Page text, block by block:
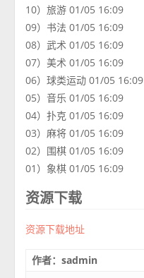
10）旅游 01/05 16:09
09）书法 01/05 16:09
08）武术 01/05 16:09
07）美术 01/05 16:09
06）球类运动 01/05 16:09
05）音乐 01/05 16:09
04）扑克 01/05 16:09
03）麻将 01/05 16:09
02）围棋 01/05 16:09
01）象棋 01/05 16:09
资源下载
资源下载地址
作者：sadmin